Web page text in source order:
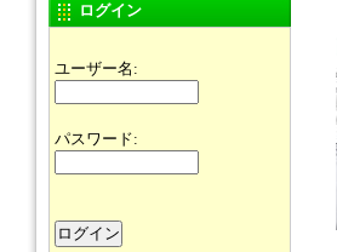
ログイン
ユーザー名:
パスワード: